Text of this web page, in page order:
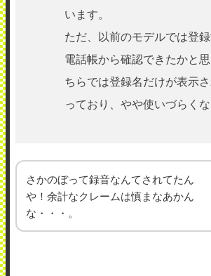
います。
ただ、以前のモデルでは登
電話帳から確認できたかと
ちらでは登録名だけが表示
っており、やや使いづらくな
さかのぼって録音なんてされてたん
や！余計なクレームは慎まなあかん
な・・・。